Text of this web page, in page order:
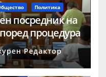
Политика
посредник на
процедура
Редактор